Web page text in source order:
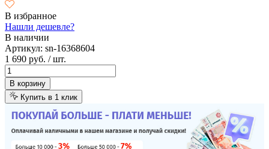
В избранное
Нашли дешевле?
В наличии
Артикул: sn-16368604
1 690 руб. / шт.
В корзину
Купить в 1 клик